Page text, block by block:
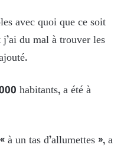
avec quoi que ce soit
du mal à trouver les
habitants, a été à
un tas d’allumettes », a